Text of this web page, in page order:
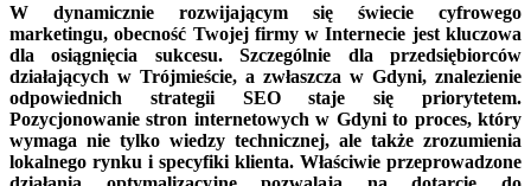
W dynamicznie rozwijającym się świecie cyfrowego
marketingu, obecność Twojej firmy w Internecie jest kluczowa
dla osiągnięcia sukcesu. Szczególnie dla przedsiębiorców
działających w Trójmieście, a zwłaszcza w Gdyni, znalezienie
odpowiednich strategii SEO staje się priorytetem.
Pozycjonowanie stron internetowych w Gdyni to proces, który
wymaga nie tylko wiedzy technicznej, ale także zrozumienia
lokalnego rynku i specyfiki klienta. Właściwie przeprowadzone